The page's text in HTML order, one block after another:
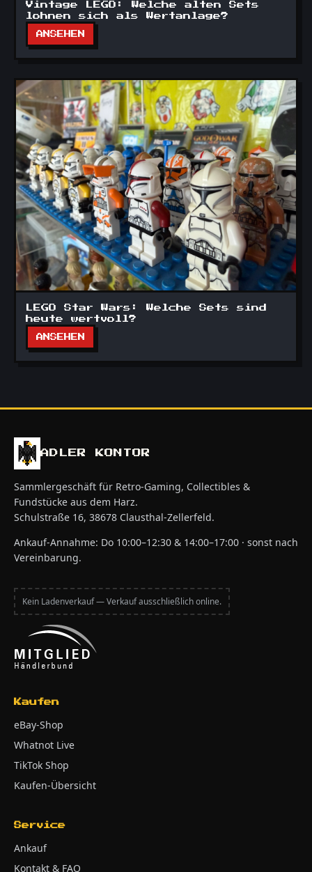
Vintage LEGO: Welche alten Sets
lohnen sich als Wertanlage?
ANSEHEN
LEGO Star Wars: Welche Sets sind
heute wertvoll?
ANSEHEN
ADLER KONTOR
Sammlergeschäft für Retro-Gaming, Collectibles &
Fundstücke aus dem Harz.
Schulstraße 16, 38678 Clausthal-Zellerfeld.
Ankauf-Annahme: Do 10:00–12:30 & 14:00–17:00 · sonst nach
Vereinbarung.
Kein Ladenverkauf — Verkauf ausschließlich online.
Kaufen
eBay-Shop
Whatnot Live
TikTok Shop
Kaufen-Übersicht
Service
Ankauf
Kontakt & FAQ